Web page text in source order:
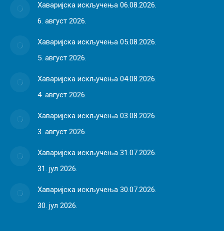
Хаваријска искључења 06.08.2026.
6. август 2026.
Хаваријска искључења 05.08.2026.
5. август 2026.
Хаваријска искључења 04.08.2026.
4. август 2026.
Хаваријска искључења 03.08.2026.
3. август 2026.
Хаваријска искључења 31.07.2026.
31. јул 2026.
Хаваријска искључења 30.07.2026.
30. јул 2026.